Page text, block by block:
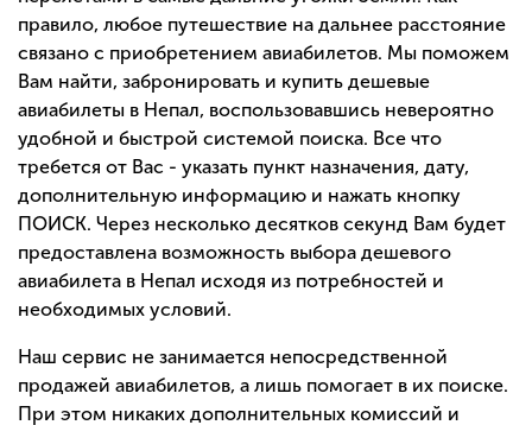
правило, любое путешествие на дальнее расстояние
связано с приобретением авиабилетов. Мы поможем
Вам найти, забронировать и купить дешевые
авиабилеты в Непал, воспользовавшись невероятно
удобной и быстрой системой поиска. Все что
требется от Вас - указать пункт назначения, дату,
дополнительную информацию и нажать кнопку
ПОИСК. Через несколько десятков секунд Вам будет
предоставлена возможность выбора дешевого
авиабилета в Непал исходя из потребностей и
необходимых условий.
Наш сервис не занимается непосредственной
продажей авиабилетов, а лишь помогает в их поиске.
При этом никаких дополнительных комиссий и